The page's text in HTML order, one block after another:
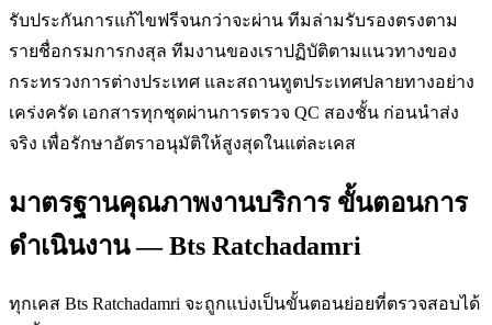
รับประกันการแก้ไขฟรีจนกว่าจะผ่าน ทีมล่ามรับรองตรงตาม
รายชื่อกรมการกงสุล ทีมงานของเราปฏิบัติตามแนวทางของ
กระทรวงการต่างประเทศ และสถานทูตประเทศปลายทางอย่าง
เคร่งครัด เอกสารทุกชุดผ่านการตรวจ QC สองชั้น ก่อนนำส่ง
จริง เพื่อรักษาอัตราอนุมัติให้สูงสุดในแต่ละเคส
มาตรฐานคุณภาพงานบริการ ขั้นตอนการ
ดำเนินงาน — Bts Ratchadamri
ทุกเคส Bts Ratchadamri จะถูกแบ่งเป็นขั้นตอนย่อยที่ตรวจสอบได้